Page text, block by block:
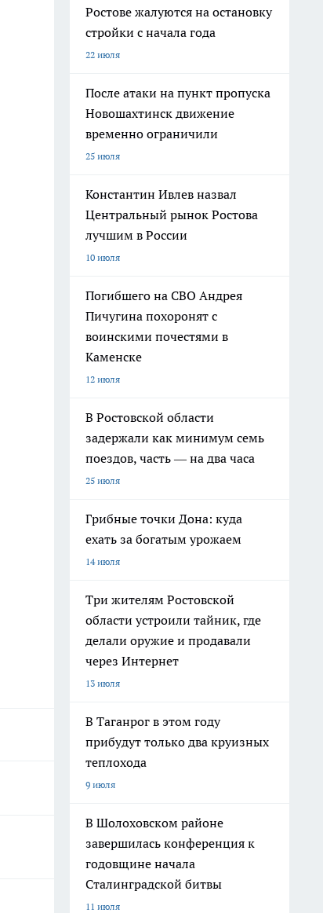
Ростове жалуются на остановку
стройки с начала года
22 июля
После атаки на пункт пропуска
Новошахтинск движение
временно ограничили
25 июля
Константин Ивлев назвал
Центральный рынок Ростова
лучшим в России
10 июля
Погибшего на СВО Андрея
Пичугина похоронят с
воинскими почестями в
Каменске
12 июля
В Ростовской области
задержали как минимум семь
поездов, часть — на два часа
25 июля
Грибные точки Дона: куда
ехать за богатым урожаем
14 июля
Три жителям Ростовской
области устроили тайник, где
делали оружие и продавали
через Интернет
13 июля
В Таганрог в этом году
прибудут только два круизных
теплохода
9 июля
В Шолоховском районе
завершилась конференция к
годовщине начала
Сталинградской битвы
11 июля